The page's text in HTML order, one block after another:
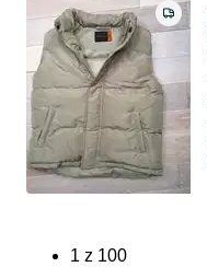
1 z 100